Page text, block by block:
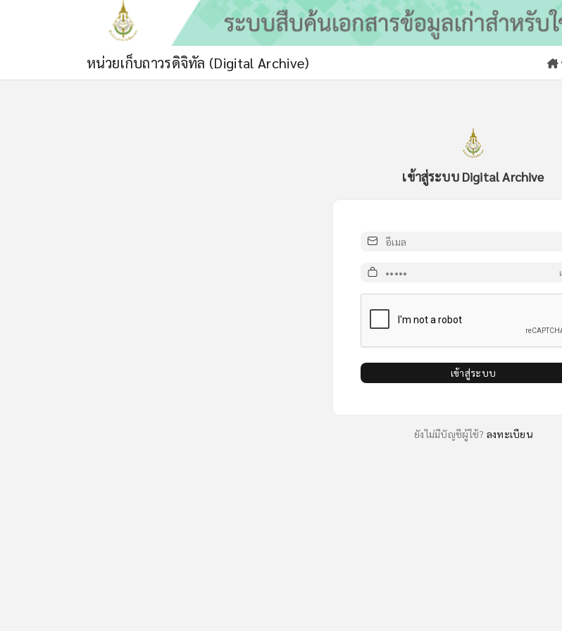
หน่วยเก็บถาวรดิจิทัล (Digital Archive)
เข้าสู่ระบบ Digital Archive
อีเมล หรือ ชื่อผู้ใช้
รหัสผ่าน
เข้าสู่ระบบ
ยังไม่มีบัญชีผู้ใช้? ลงทะเบียน